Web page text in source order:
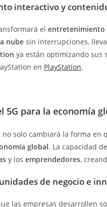
interactivo y
el entretenimiento
nube sin interrupciones,
ya están optimizando sus
en PlayStation.
5G para la economía
no solo cambiará la forma en
global. La capacidad
y los emprendedores,
de negocio e
las empresas desarrollen